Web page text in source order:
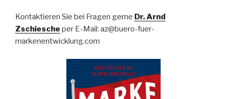
Kontaktieren Sie bei Fragen gerne Dr. Arnd
Zschiesche per E-Mail: az@buero-fuer-
markenentwicklung.com